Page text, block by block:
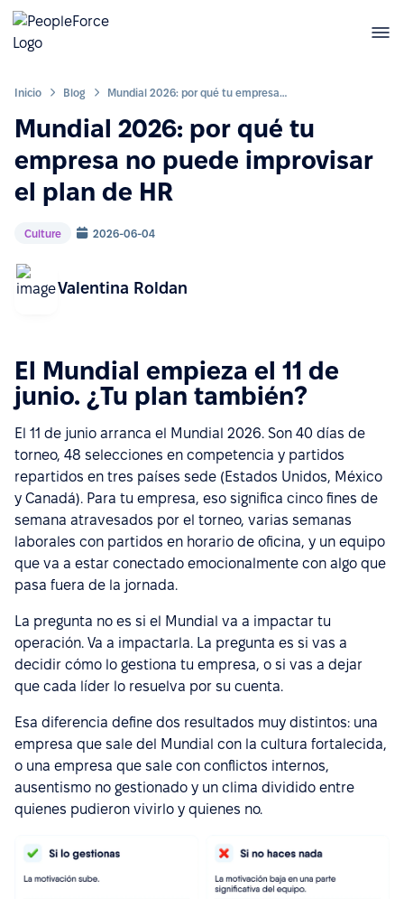
Inicio Blog Mundial 2026: por qué tu empresa no puede improvisar el plan de HR
Mundial 2026: por qué tu
empresa no puede improvisar
el plan de HR
Culture 2026-06-04
Valentina Roldan
El Mundial empieza el 11 de
junio. ¿Tu plan también?
El 11 de junio arranca el Mundial 2026. Son 40 días de
torneo, 48 selecciones en competencia y partidos
repartidos en tres países sede (Estados Unidos, México
y Canadá). Para tu empresa, eso significa cinco fines de
semana atravesados por el torneo, varias semanas
laborales con partidos en horario de oficina, y un equipo
que va a estar conectado emocionalmente con algo que
pasa fuera de la jornada.
La pregunta no es si el Mundial va a impactar tu
operación. Va a impactarla. La pregunta es si vas a
decidir cómo lo gestiona tu empresa, o si vas a dejar
que cada líder lo resuelva por su cuenta.
Esa diferencia define dos resultados muy distintos: una
empresa que sale del Mundial con la cultura fortalecida,
o una empresa que sale con conflictos internos,
ausentismo no gestionado y un clima dividido entre
quienes pudieron vivirlo y quienes no.